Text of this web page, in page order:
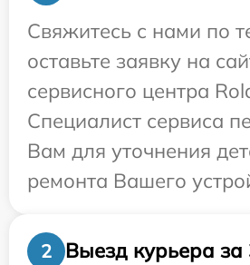
Свяжитесь с нами по
оставьте заявку на
сервисного центра
Специалист сервиса
Вам для уточнения
ремонта Вашего
2
Выезд курьера за